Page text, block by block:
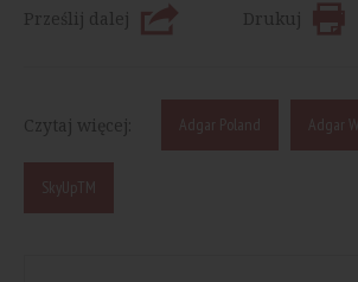
Prześlij dalej
Drukuj
Czytaj więcej: Adgar Poland Adgar
SkyUpTM